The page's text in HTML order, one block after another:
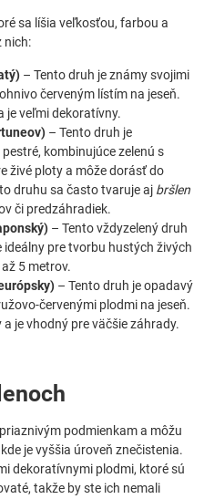
sa líšia veľkosťou, farbou a
nich:
– Tento druh je známy svojimi
červeným lístím na jeseň.
je veľmi dekoratívny.
– Tento druh je
kombinujúce zelenú s
živé ploty a môže dorásť do
druhu sa často tvaruje aj bršlen
či predzáhradiek.
– Tento vždyzelený druh
ideálny pre tvorbu hustých živých
5 metrov.
– Tento druh je opadavý
červenými plodmi na jeseň.
je vhodný pre väčšie záhrady.
podmienkam a môžu
je vyššia úroveň znečistenia.
dekoratívnymi plodmi, ktoré sú
takže by ste ich nemali